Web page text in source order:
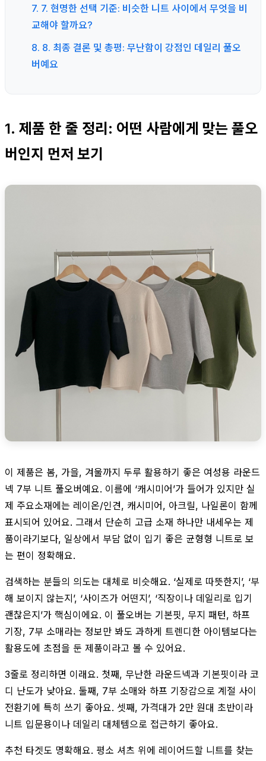
7. 7. 현명한 선택 기준: 비슷한 니트 사이에서 무엇을 비
교해야 할까요?
8. 8. 최종 결론 및 총평: 무난함이 강점인 데일리 풀오
버예요
1. 제품 한 줄 정리: 어떤 사람에게 맞는 풀오
버인지 먼저 보기
이 제품은 봄, 가을, 겨울까지 두루 활용하기 좋은 여성용 라운드
넥 7부 니트 풀오버예요. 이름에 ‘캐시미어’가 들어가 있지만 실
제 주요소재에는 레이온/인견, 캐시미어, 아크릴, 나일론이 함께
표시되어 있어요. 그래서 단순히 고급 소재 하나만 내세우는 제
품이라기보다, 일상에서 부담 없이 입기 좋은 균형형 니트로 보
는 편이 정확해요.
검색하는 분들의 의도는 대체로 비슷해요. ‘실제로 따뜻한지’, ‘부
해 보이지 않는지’, ‘사이즈가 어떤지’, ‘직장이나 데일리로 입기
괜찮은지’가 핵심이에요. 이 풀오버는 기본핏, 무지 패턴, 하프
기장, 7부 소매라는 정보만 봐도 과하게 트렌디한 아이템보다는
활용도에 초점을 둔 제품이라고 볼 수 있어요.
3줄로 정리하면 이래요. 첫째, 무난한 라운드넥과 기본핏이라 코
디 난도가 낮아요. 둘째, 7부 소매와 하프 기장감으로 계절 사이
전환기에 특히 쓰기 좋아요. 셋째, 가격대가 2만 원대 초반이라
니트 입문용이나 데일리 대체템으로 접근하기 좋아요.
추천 타겟도 명확해요. 평소 셔츠 위에 레이어드할 니트를 찾는